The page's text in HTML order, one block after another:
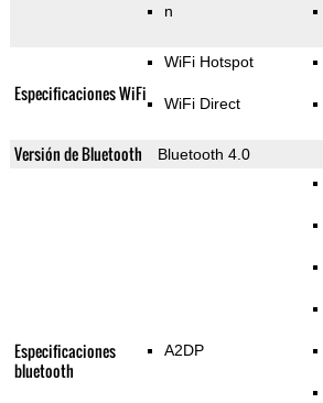
n
Especificaciones WiFi
WiFi Hotspot
WiFi Direct
Versión de Bluetooth Bluetooth 4.0
Especificaciones
bluetooth
A2DP